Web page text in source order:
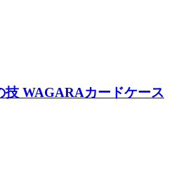
技 WAGARAカードケース